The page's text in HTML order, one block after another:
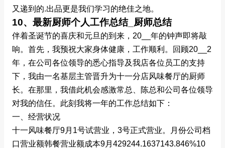
又递到的.出品更是我们学习的绝佳之地。
10、最新厨师个人工作总结_厨师总结
伴着圣诞节的喜庆和元旦的到来，20__年的钟声即将敲
响。首先，我预祝大家身体健康，工作顺利。回顾20__2
年，在公司各位领导的悉心指导及我店各位员工的支持
下，我由一名基层主管晋升为十一分店风味餐厅的厨师
长。在那里，我借此机会感激常总、陈总和公司各位领导
对我的信任。此刻我将一年的工作总结如下：
一、经营状况
十一风味餐厅9月1号试营业，3号正式营业。月份公司档
口营业额韩餐营业额成本9月429244.1637143.846%10